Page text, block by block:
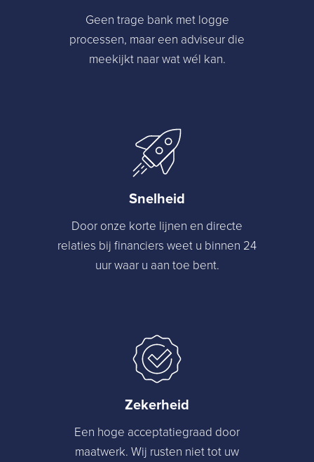
Geen trage bank met logge
processen, maar een adviseur die
meekijkt naar wat wél kan.
Snelheid
Door onze korte lijnen en directe
relaties bij financiers weet u binnen 24
uur waar u aan toe bent.
Zekerheid
Een hoge acceptatiegraad door
maatwerk. Wij rusten niet tot uw